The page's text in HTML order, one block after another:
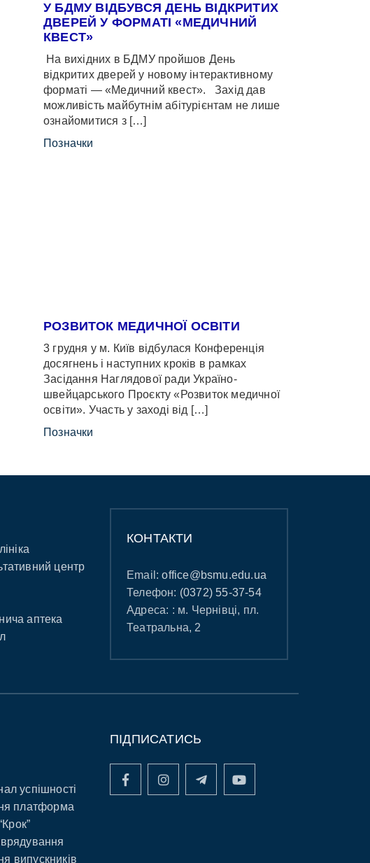
У БДМУ ВІДБУВСЯ ДЕНЬ ВІДКРИТИХ
ДВЕРЕЙ У ФОРМАТІ «МЕДИЧНИЙ
КВЕСТ»
На вихідних в БДМУ пройшов День
відкритих дверей у новому інтерактивному
форматі — «Медичний квест». Захід дав
можливість майбутнім абітурієнтам не лише
ознайомитися з […]
Позначки
РОЗВИТОК МЕДИЧНОЇ ОСВІТИ
3 грудня у м. Київ відбулася Конференція
досягнень і наступних кроків в рамках
Засідання Наглядової ради Україно-
швейцарського Проєкту «Розвиток медичної
освіти». Участь у заході від […]
Позначки
центр
аптека
КОНТАКТИ
Email:office@bsmu.edu.ua
Телефон: (0372) 55-37-54
Адреса: : м. Чернівці, пл.
Театральна, 2
успішності
платформа
випускників
ПІДПИСАТИСЬ